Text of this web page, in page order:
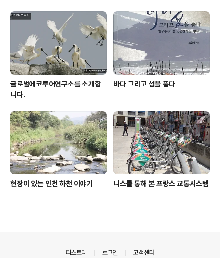
글로벌에코투어연구소를 소개합
니다.
바다 그리고 섬을 품다
현장이 있는 인천 하천 이야기 니스를 통해 본 프랑스 교통시스템
티스토리 로그인 고객센터